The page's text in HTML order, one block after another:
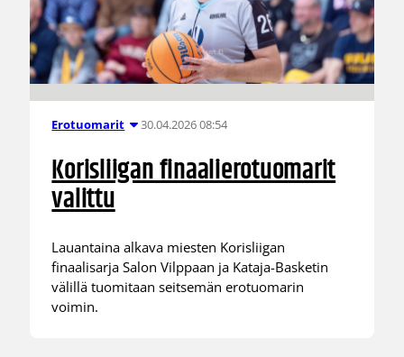
Erotuomarit 30.04.2026 08:54
Korisliigan finaalierotuomarit
valittu
Lauantaina alkava miesten Korisliigan
finaalisarja Salon Vilppaan ja Kataja-Basketin
välillä tuomitaan seitsemän erotuomarin
voimin.